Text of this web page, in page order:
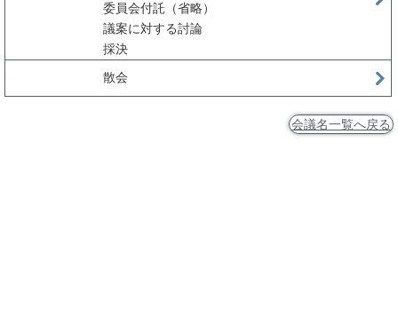
委員会付託（省略）
議案に対する討論
採決
散会
会議名一覧へ戻る